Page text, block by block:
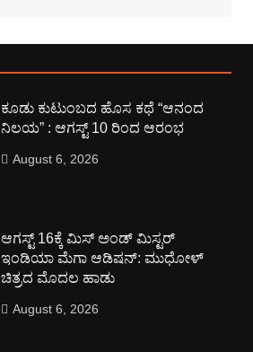
ಕೂಡು ಕುಟುಂಬದ ಹೊಸ ಕಥೆ “ಆನಂದ
ನಿಲಯ” : ಆಗಸ್ಟ್ 10 ರಿಂದ ಆರಂಭ
August 6, 2026
ಆಗಸ್ಟ್ 16ಕ್ಕೆ ಮಿಸ್ ಅಂಡ್ ಮಿಸ್ಟರ್
ಇಂಡಿಯಾ ಮೆಗಾ ಆಡಿಷನ್: ಮುಧೋಳ್
ಚಿತ್ರದ ಮೊದಲ ಹಾಡು
August 6, 2026